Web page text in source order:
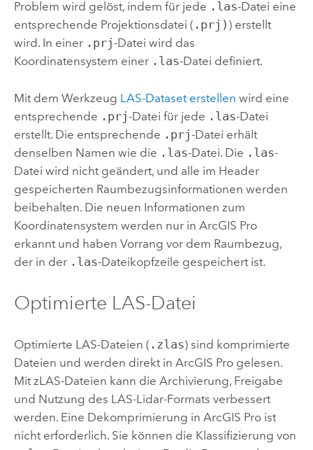
Problem wird gelöst, indem für jede .las-Datei eine
entsprechende Projektionsdatei ( .prj) ) erstellt
wird. In einer .prj-Datei wird das
Koordinatensystem einer .las-Datei definiert.
Mit dem Werkzeug LAS-Dataset erstellen wird eine
entsprechende .prj-Datei für jede .las-Datei
erstellt. Die entsprechende .prj-Datei erhält
denselben Namen wie die .las-Datei. Die .las-
Datei wird nicht geändert, und alle im Header
gespeicherten Raumbezugsinformationen werden
beibehalten. Die neuen Informationen zum
Koordinatensystem werden nur in ArcGIS Pro
erkannt und haben Vorrang vor dem Raumbezug,
der in der .las-Dateikopfzeile gespeichert ist.
Optimierte LAS-Datei
Optimierte LAS-Dateien ( .zlas) sind komprimierte
Dateien und werden direkt in ArcGIS Progelesen.
Mit zLAS-Dateien kann die Archivierung, Freigabe
und Nutzung des LAS-Lidar-Formats verbessert
werden. Eine Dekomprimierung in ArcGIS Proist
nicht erforderlich. Sie können die Klassifizierung von